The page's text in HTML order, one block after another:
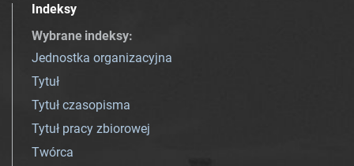
Indeksy
Wybrane indeksy:
Jednostka organizacyjna
Tytuł
Tytuł czasopisma
Tytuł pracy zbiorowej
Twórca